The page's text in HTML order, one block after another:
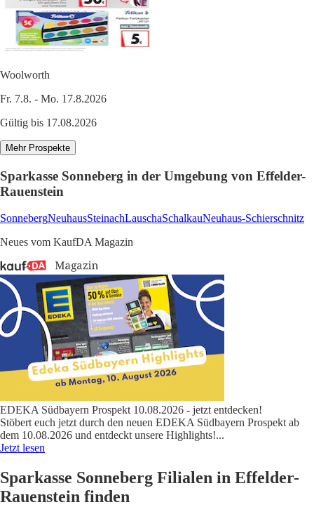
Woolworth
Fr. 7.8. - Mo. 17.8.2026
Gültig bis 17.08.2026
Mehr Prospekte
Sparkasse Sonneberg in der Umgebung von Effelder-
Rauenstein
SonnebergNeuhausSteinachLauschaSchalkauNeuhaus-Schierschnitz
Neues vom KaufDA Magazin
EDEKA Südbayern Prospekt 10.08.2026 - jetzt entdecken!
Stöbert euch jetzt durch den neuen EDEKA Südbayern Prospekt ab
dem 10.08.2026 und entdeckt unsere Highlights!...
Jetzt lesen
Sparkasse Sonneberg Filialen in Effelder-
Rauenstein finden